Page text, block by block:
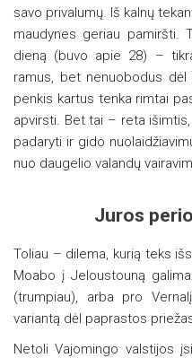
savo privalumų. Iš kalnų
maudynes geriau pamiršti.
dieną (buvo apie 28) –
ramus, bet nenuobodus dėl
penkis kartus tenka rimtai
apvirsti. Bet tai – reta
padaryti ir gido
nuo daugelio valandų
Juros
Toliau – dilema, kurią teks
Moabo į Jeloustouną
(trumpiau), arba pro
variantą dėl paprastos
Netoli Vajomingo valstijos